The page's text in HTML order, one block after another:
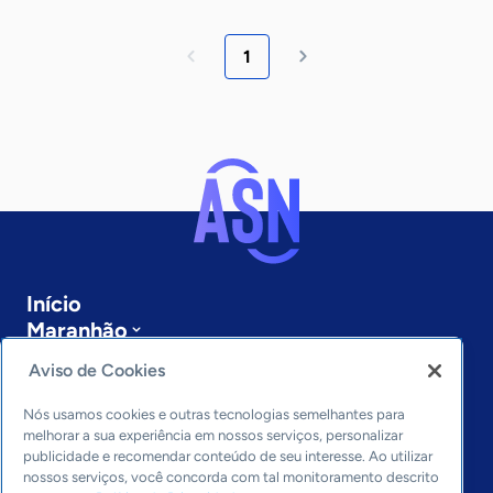
1
Início
Maranhão
Últimas notícias
Entre em contato
Editorias
Economia & Política
Aviso de Cookies
Nós usamos cookies e outras tecnologias semelhantes para
melhorar a sua experiência em nossos serviços, personalizar
publicidade e recomendar conteúdo de seu interesse. Ao utilizar
nossos serviços, você concorda com tal monitoramento descrito